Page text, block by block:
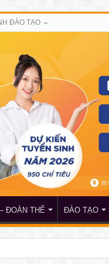
ĐÀO TẠO
ĐOÀN THỂ ĐÀO TẠO
nhận học bổng của doanh